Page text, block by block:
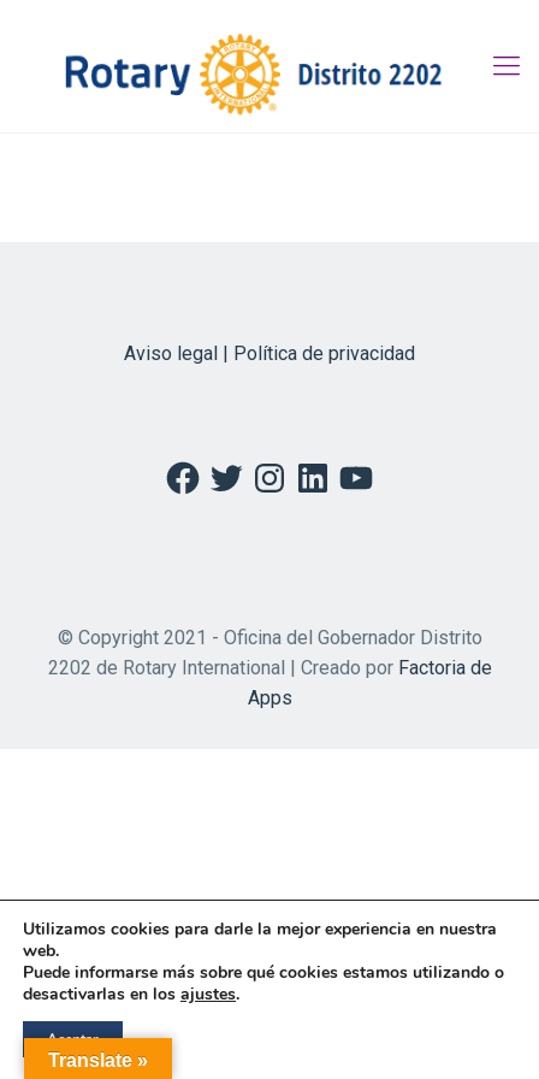
Aviso legal | Política de privacidad
Facebook
TwitterInstagramLinkedInYouTube
© Copyright 2021 - Oficina del Gobernador Distrito
2202 de Rotary International | Creado por Factoria de
Apps
Translate »
Utilizamos cookies para darle la mejor experiencia en nuestra
web.
Puede informarse más sobre qué cookies estamos utilizando o
desactivarlas en los ajustes.
Aceptar